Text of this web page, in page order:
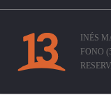
INÉS
FONO